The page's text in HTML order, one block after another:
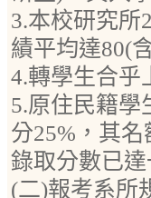
3.本校研究所
績平均達80(
4.轉學生合乎
5.原住民籍學
分25%，其
錄取分數已
(二)報考系所